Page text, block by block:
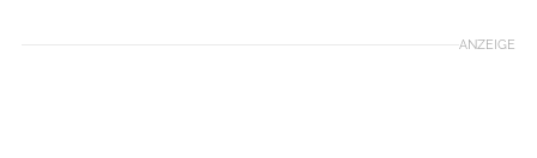
ANZEIGE